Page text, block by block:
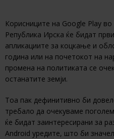
Корисниците на Google Play
Република Ирска ќе бидат
апликациите за коцкање и
година или на почетокот на
промена на политиката се
останатите земји.
Тоа пак дефинитивно би
требало да очекуваме
ќе бидат заинтересирани за
Android уредите, што би